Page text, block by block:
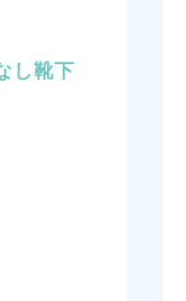
し靴下